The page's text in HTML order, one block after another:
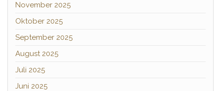
November 2025
Oktober 2025
September 2025
August 2025
Juli 2025
Juni 2025